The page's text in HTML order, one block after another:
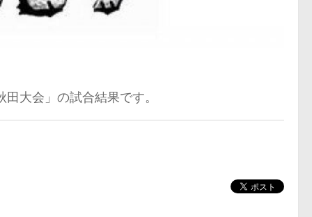
大会」の試合結果です。